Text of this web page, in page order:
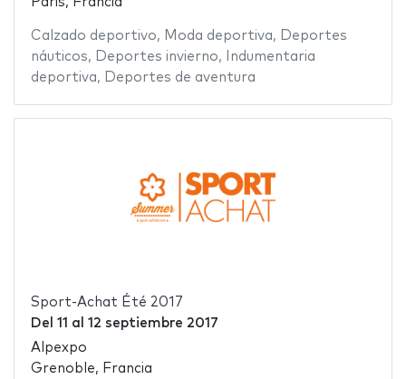
Calzado deportivo, Moda deportiva, Deportes
náuticos, Deportes invierno,
Indumentaria
deportiva, Deportes de aventura
Sport-Achat Été 2017
Del 11 al 12 septiembre 2017
Alpexpo
Grenoble, Francia